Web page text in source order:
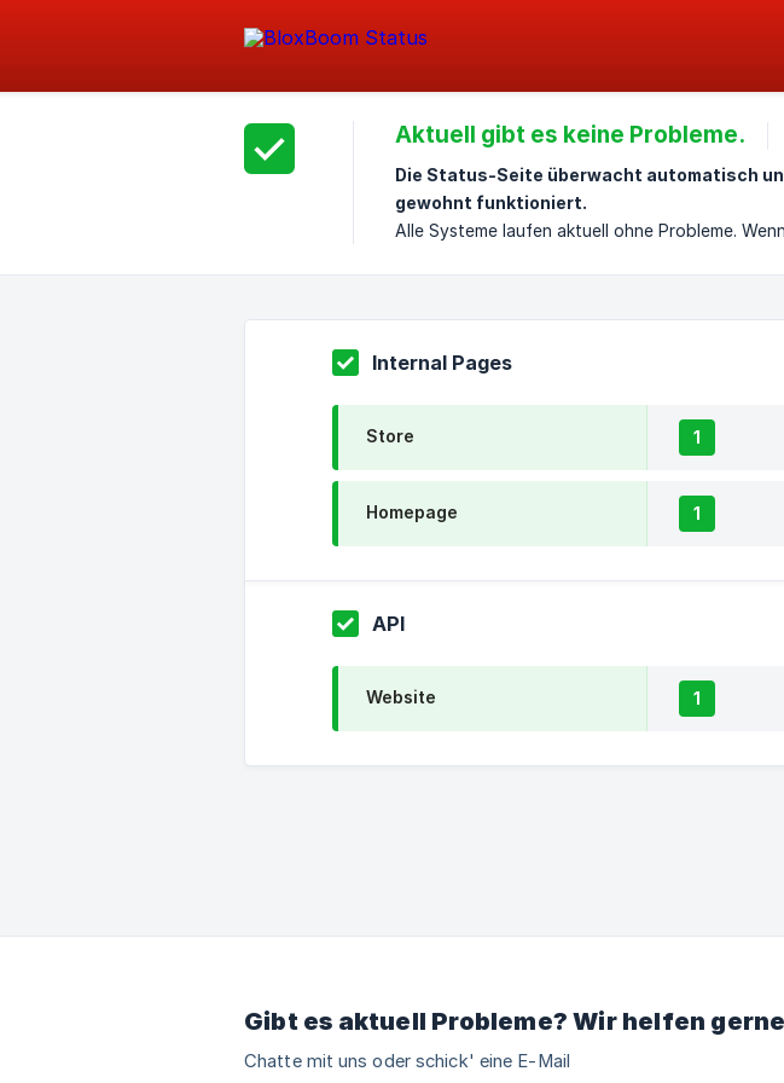
Aktuell gibt es keine Probleme.
Die Status-Seite überwacht automatisch
gewohnt funktioniert.
Alle Systeme laufen aktuell ohne Probleme.
Internal Pages
Store 1
Homepage 1
API
Website 1
Gibt es aktuell Probleme? Wir helfen
Chatte mit uns oder schick' eine E-Mail